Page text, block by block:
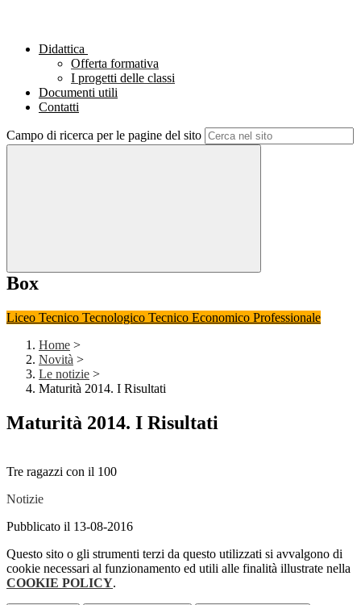
Didattica
Offerta formativa
I progetti delle classi
Documenti utili
Contatti
Campo di ricerca per le pagine del sito
Box
Liceo Tecnico Tecnologico Tecnico Economico Professionale
Home >
Novità >
Le notizie >
Maturità 2014. I Risultati
Maturità 2014. I Risultati
Tre ragazzi con il 100
Notizie
Pubblicato il 13-08-2016
Questo sito o gli strumenti terzi da questo utilizzati si avvalgono di
cookie necessari al funzionamento ed utili alle finalità illustrate nella
COOKIE POLICY.